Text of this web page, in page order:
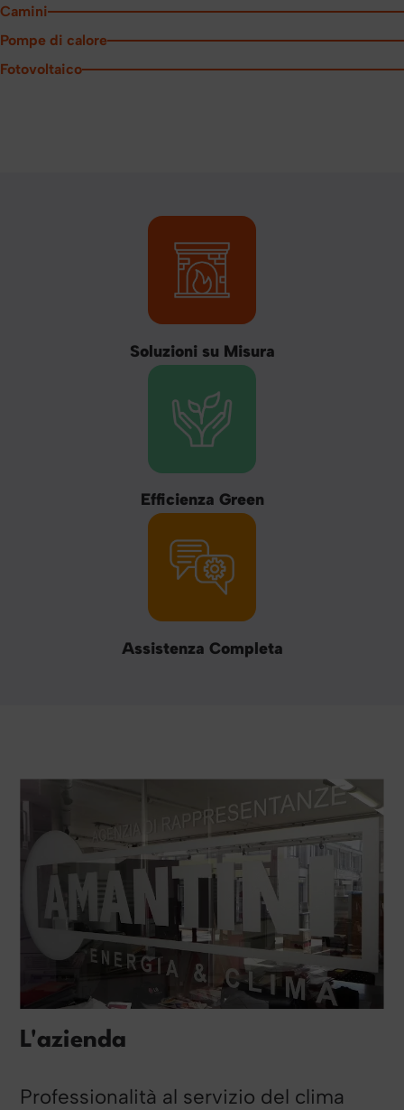
Camini
Pompe di calore
Fotovoltaico
Soluzioni su Misura
Efficienza Green
Assistenza Completa
L'azienda
Professionalità al servizio del clima